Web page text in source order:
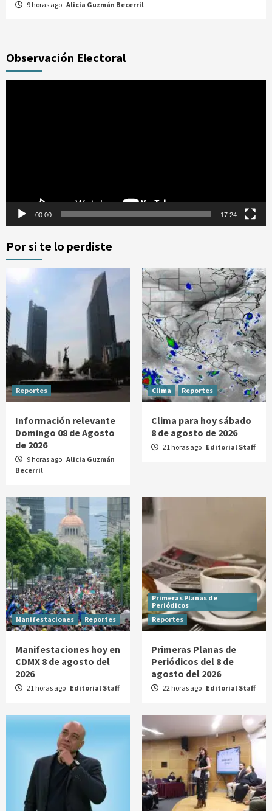
9 horas ago Alicia Guzmán Becerril
Observación Electoral
00:00 17:24
Por si te lo perdiste
Reportes
Información relevante
Domingo 08 de Agosto
de 2026
9 horas ago Alicia Guzmán
Becerril
Clima Reportes
Clima para hoy sábado
8 de agosto de 2026
21 horas ago Editorial Staff
Manifestaciones Reportes
Manifestaciones hoy en
CDMX 8 de agosto del
2026
21 horas ago Editorial Staff
Primeras Planas de
Periódicos
Reportes
Primeras Planas de
Periódicos del 8 de
agosto del 2026
22 horas ago Editorial Staff